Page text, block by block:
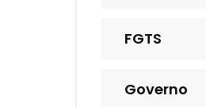
FGTS
Governo